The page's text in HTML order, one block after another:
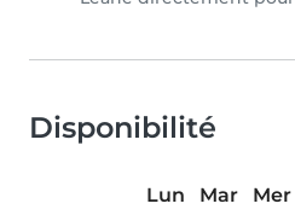
Disponibilité
Lun Mar Mer